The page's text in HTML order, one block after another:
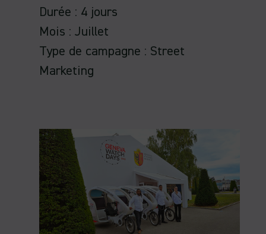
Durée : 4 jours
Mois : Juillet
Type de campagne : Street
Marketing